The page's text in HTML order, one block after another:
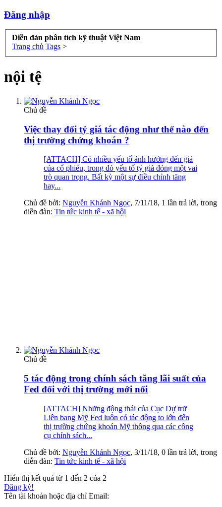
Đăng nhập
Diễn đàn phân tích kỹ thuật Việt Nam
Trang chủ Tags >
nội tệ
Chủ đề
Việc thay đổi tỷ giá tác động như thế nào đến
thị trường chứng khoán ?
[ATTACH] Có nhiều yếu tố ảnh hưởng đến giá
của cổ phiếu, trong đó yếu tố tỷ giá đóng một vai
trò quan trọng. Bất kỳ một sự điều chỉnh tăng
hay...
Chủ đề bởi: Nguyễn Khánh Ngọc, 7/11/18, 1 lần trả lời, trong
diễn đàn: Tin tức kinh tế - xã hội
Chủ đề
5 tác động trong chính sách tăng lãi suất của
Fed đối với thị trường mới nổi
[ATTACH] Những động thái của Cục Dự trữ
Liên bang Mỹ Fed luôn có tác động to lớn đến
thị trường chứng khoán Mỹ thông qua các công
cụ chính sách...
Chủ đề bởi: Nguyễn Khánh Ngọc, 3/11/18, 0 lần trả lời, trong
diễn đàn: Tin tức kinh tế - xã hội
Hiển thị kết quả từ 1 đến 2 của 2
Đăng ký!
Tên tài khoản hoặc địa chỉ Email: